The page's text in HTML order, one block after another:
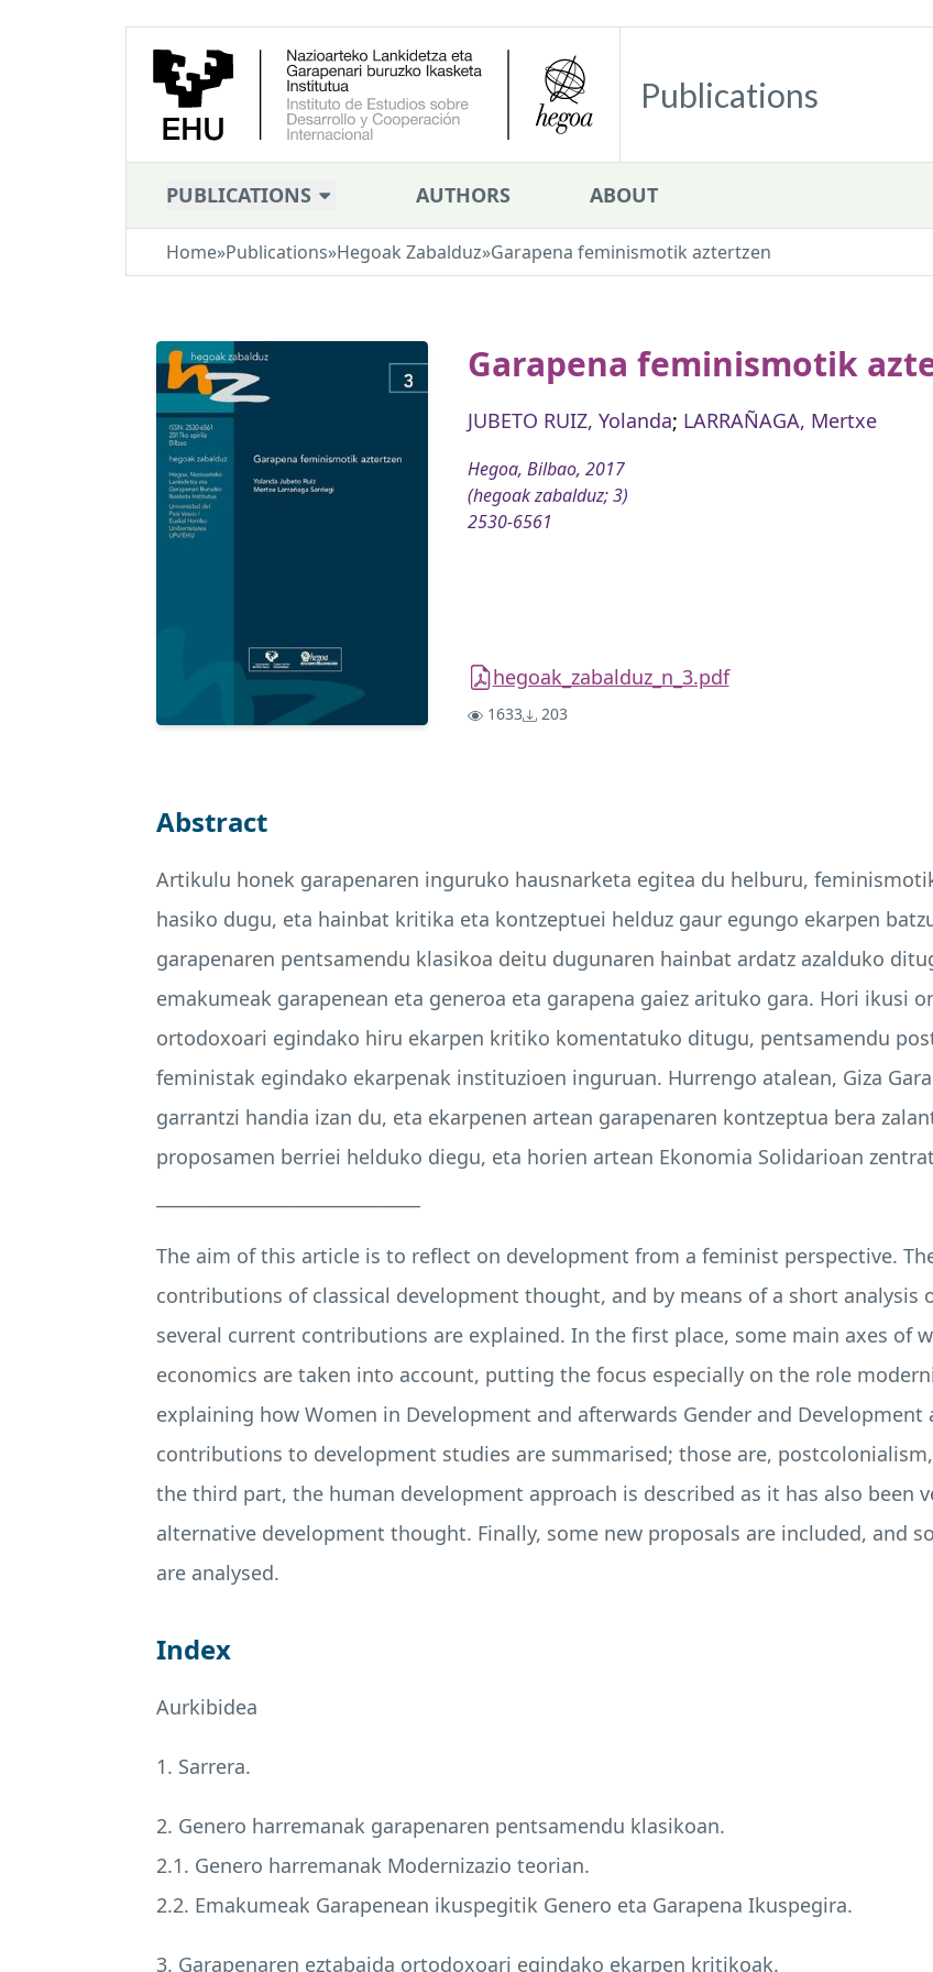
Publications
PUBLICATIONS AUTHORS ABOUT
Home»Publications»Hegoak Zabalduz»Garapena feminismotik aztertzen
Garapena feminismotik
JUBETO RUIZ, Yolanda; LARRAÑAGA, Mertxe
Hegoa, Bilbao, 2017
(hegoak zabalduz; 3)
2530-6561
hegoak_zabalduz_n_3.pdf
1633 203
Abstract
Artikulu honek garapenaren inguruko hausnarketa egitea du helburu,
hasiko dugu, eta hainbat kritika eta kontzeptuei helduz gaur egungo ekarpen
garapenaren pentsamendu klasikoa deitu dugunaren hainbat ardatz azalduko
emakumeak garapenean eta generoa eta garapena gaiez arituko gara. Hori ikusi
ortodoxoari egindako hiru ekarpen kritiko komentatuko ditugu, pentsamendu
feministak egindako ekarpenak instituzioen inguruan. Hurrengo atalean, Giza
garrantzi handia izan du, eta ekarpenen artean garapenaren kontzeptua bera
proposamen berriei helduko diegu, eta horien artean Ekonomia Solidarioan
The aim of this article is to reflect on development from a feminist perspective.
contributions of classical development thought, and by means of a short analysis
several current contributions are explained. In the first place, some main axes of
economics are taken into account, putting the focus especially on the role
explaining how Women in Development and afterwards Gender and Development
contributions to development studies are summarised; those are,
the third part, the human development approach is described as it has also been
alternative development thought. Finally, some new proposals are included, and
are analysed.
Index
Aurkibidea
1. Sarrera.
2. Genero harremanak garapenaren pentsamendu klasikoan.
2.1. Genero harremanak Modernizazio teorian.
2.2. Emakumeak Garapenean ikuspegitik Genero eta Garapena Ikuspegira.
3. Garapenaren eztabaida ortodoxoari egindako ekarpen kritikoak.